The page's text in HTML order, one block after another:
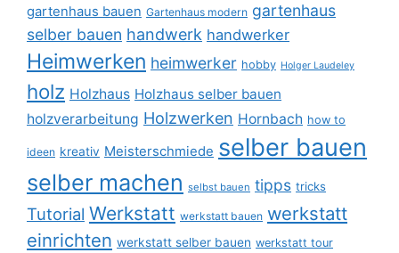
gartenhaus bauen Gartenhaus modern gartenhaus
selber bauen handwerk handwerker
Heimwerken heimwerker hobby Holger Laudeley
holz Holzhaus Holzhaus selber bauen
holzverarbeitung Holzwerken Hornbach how to
ideen kreativ Meisterschmiede selber bauen
selber machen selbst bauen tipps tricks
Tutorial Werkstatt werkstatt bauen werkstatt
einrichten werkstatt selber bauen werkstatt tour